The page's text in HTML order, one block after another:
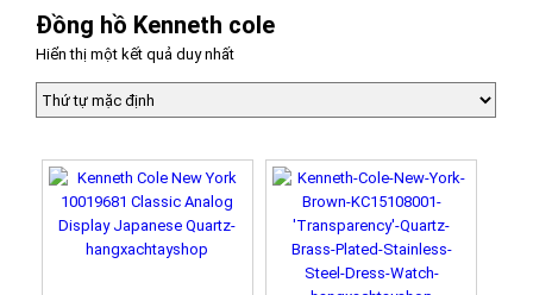
Đồng hồ Kenneth cole
Hiển thị một kết quả duy nhất